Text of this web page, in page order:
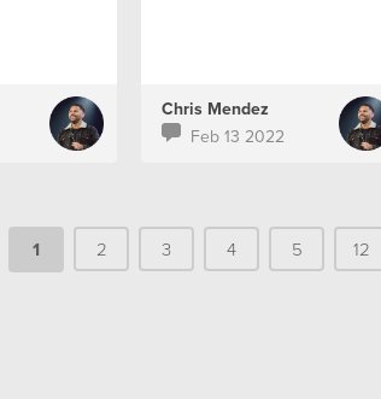
Chris Mendez
Feb 13 2022
1 2 3 4 5 12